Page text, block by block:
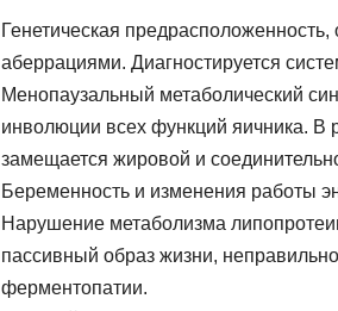
Генетическая
аберрациями. Диагностируется
Менопаузальный метаболический
инволюции всех функций яичника. В
замещается жировой и
Беременность и изменения работы
Нарушение метаболизма
пассивный образ жизни,
ферментопатии.